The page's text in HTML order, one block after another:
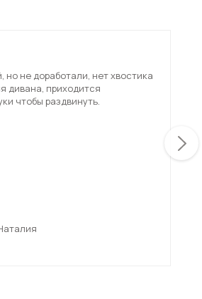
но не доработали, нет хвостика
приходится
чтобы раздвинуть.